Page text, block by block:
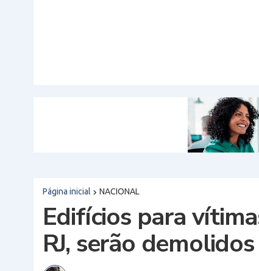
Página inicial NACIONAL
Edifícios para
RJ, serão demolidos